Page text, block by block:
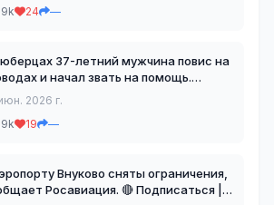
не пострадало. +1 фобия 🔴
24 —
37-летний мужчина повис на
и начал звать на помощь.
вызвали спасателей. С
сняли и передали стражам
2026 г.
19 —
Внуково сняты ограничения,
Росавиация. 🔴 Подписаться |